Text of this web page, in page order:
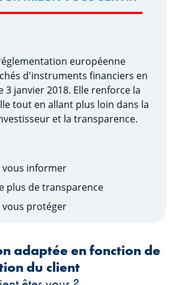
européenne
d'instruments financiers en
3 janvier 2018. Elle renforce la
tout en allant plus loin dans la
et la transparence.
informer
plus de transparence
protéger
adaptée en fonction de
du client